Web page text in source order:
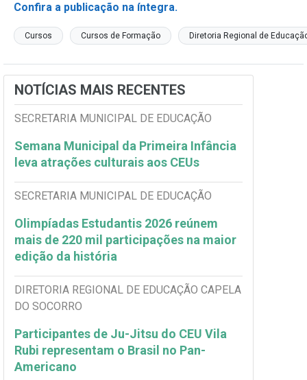
Confira a publicação na íntegra.
Cursos Cursos de Formação Diretoria Regional de
NOTÍCIAS MAIS RECENTES
SECRETARIA MUNICIPAL DE EDUCAÇÃO
Semana Municipal da Primeira Infância
leva atrações culturais aos CEUs
SECRETARIA MUNICIPAL DE EDUCAÇÃO
Olimpíadas Estudantis 2026 reúnem
mais de 220 mil participações na maior
edição da história
DIRETORIA REGIONAL DE EDUCAÇÃO CAPELA
DO SOCORRO
Participantes de Ju-Jitsu do CEU Vila
Rubi representam o Brasil no Pan-
Americano